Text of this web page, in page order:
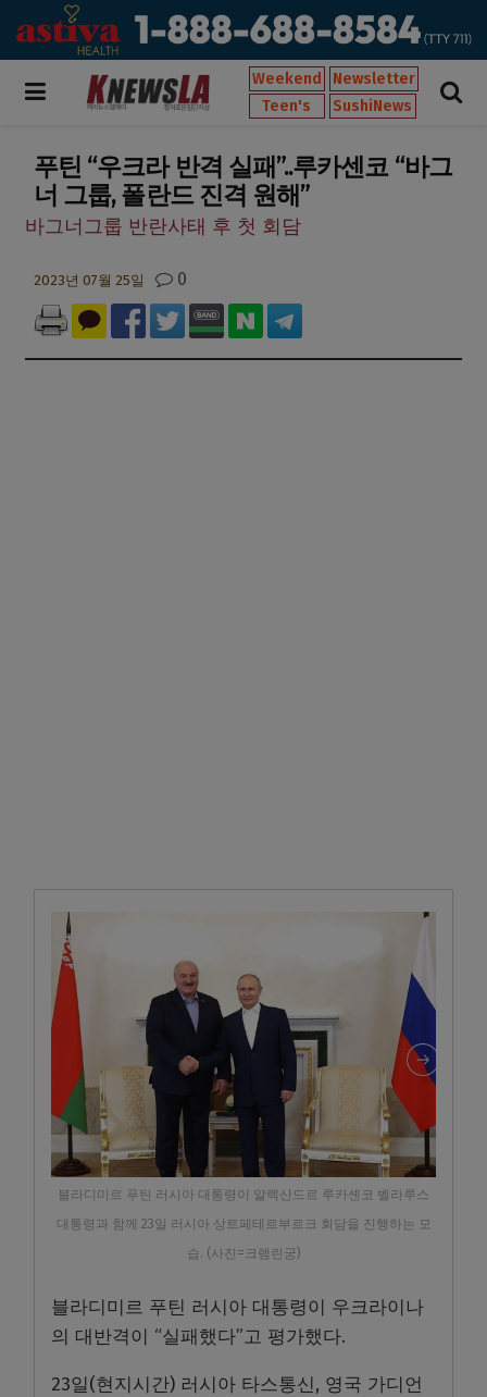
Weekend
Newsletter
Teen's
SushiNews
푸틴 “우크라 반격 실패”..루카센코 “바그
너 그룹, 폴란드 진격 원해”
바그너그룹 반란사태 후 첫 회담
2023년 07월 25일 0
블라디미르 푸틴 러시아 대통령이 알렉산드르 루카셴코 벨라루스
대통령과 함께 23일 러시아 상트페테르부르크 회담을 진행하는 모
습. (사진=크렘린궁)
블라디미르 푸틴 러시아 대통령이 우크라이나
의 대반격이 “실패했다”고 평가했다.
23일(현지시간) 러시아 타스통신, 영국 가디언